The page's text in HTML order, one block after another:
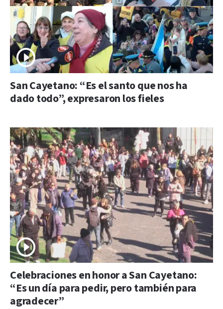
San Cayetano: “Es el santo que nos ha
dado todo”, expresaron los fieles
Celebraciones en honor a San Cayetano:
“Es un día para pedir, pero también para
agradecer”